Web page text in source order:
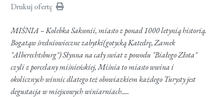
Drukuj ofertę
MIŚNIA – Kolebka Saksonii, miasto z ponad 1000 letynią historią.
Bogatąw średniowieczne zabytki(gotycką Katedrę, Zamek
"Alberechtsburg") Słynna na cały swiat z powodu "Białego Złota"
czyli z porcelany miśnieńskiej, Miśnia to miasto wwina i
okolicznych winnic dlatego też obowiazkiem każdego Turysty jest
degustacja w miejscowych winiarniach.....